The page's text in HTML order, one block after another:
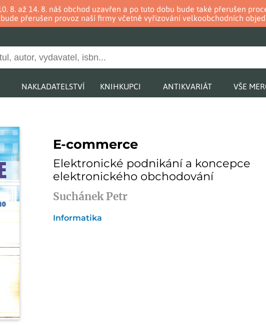
8. až 14. 8. náš obchod uzavřen a po tuto dobu bude také přerušen
přerušen provoz naší firmy včetně vyřizování velkoobchodních
NAKLADATELSTVÍ KNIHKUPCI ANTIKVARIÁT VŠE
E-commerce
Elektronické podnikání a koncepce
elektronického obchodování
Suchánek Petr
Informatika